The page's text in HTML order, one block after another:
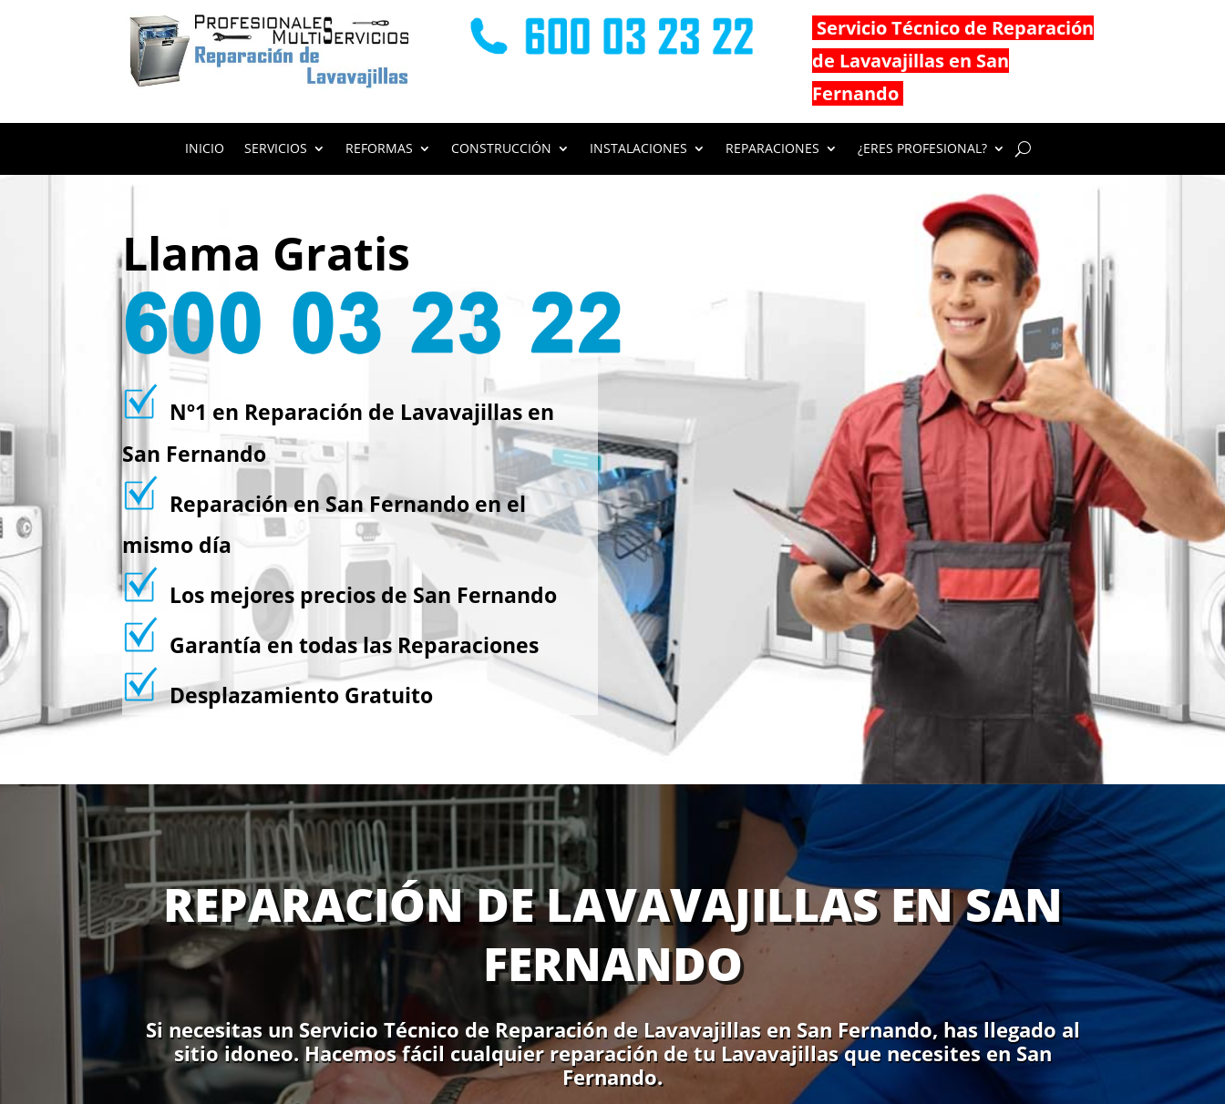
Servicio Técnico de Reparación
de Lavavajillas en San
Fernando
INICIO SERVICIOS REFORMAS CONSTRUCCIÓN INSTALACIONES REPARACIONES ¿ERES PROFESIONAL?
Llama Gratis
Nº1 en Reparación de Lavavajillas en
San Fernando
Reparación en San Fernando en el
mismo día
Los mejores precios de San Fernando
Garantía en todas las Reparaciones
Desplazamiento Gratuito
REPARACIÓN DE LAVAVAJILLAS EN SAN
FERNANDO
Si necesitas un Servicio Técnico de Reparación de Lavavajillas en San Fernando, has llegado al
sitio idoneo. Hacemos fácil cualquier reparación de tu Lavavajillas que necesites en San
Fernando.